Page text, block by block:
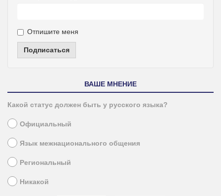
Отпишите меня
Подписаться
ВАШЕ МНЕНИЕ
Какой статус должен быть у русского языка?
Официальный
Язык межнационального общения
Региональный
Никакой